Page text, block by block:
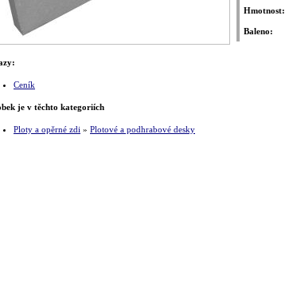
Hmotnost:
Baleno:
Ceník
je v těchto kategoriích
Ploty a opěrné zdi » Plotové a podhrabové desky